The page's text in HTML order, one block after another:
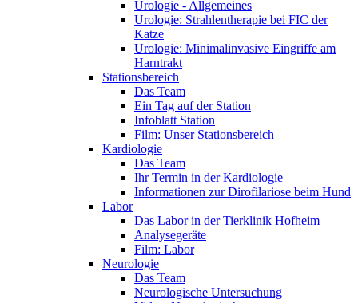
Urologie - Allgemeines
Urologie: Strahlentherapie bei FIC der
Katze
Urologie: Minimalinvasive Eingriffe am
Harntrakt
Stationsbereich
Das Team
Ein Tag auf der Station
Infoblatt Station
Film: Unser Stationsbereich
Kardiologie
Das Team
Ihr Termin in der Kardiologie
Informationen zur Dirofilariose beim Hund
Labor
Das Labor in der Tierklinik Hofheim
Analysegeräte
Film: Labor
Neurologie
Das Team
Neurologische Untersuchung